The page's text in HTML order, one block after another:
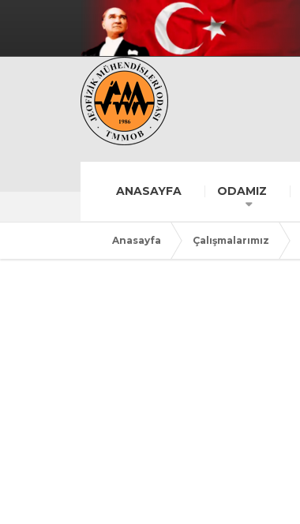
ANASAYFA ODAMIZ
Anasayfa Çalışmalarımız